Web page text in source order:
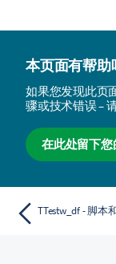
本页面有帮助
如果您发现此页
骤或技术错误 –
在此处留下您
TTestw_df - 脚本